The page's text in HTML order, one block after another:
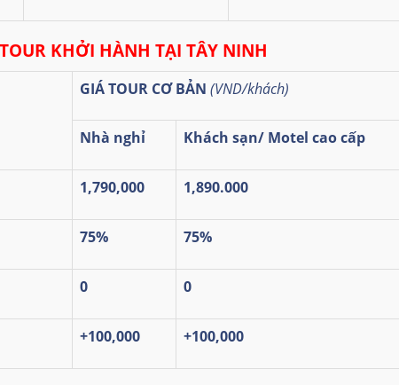
KHỞI HÀNH TẠI TÂY NINH
GIÁ TOUR CƠ BẢN (VND/khách)
Nhà nghỉ Khách sạn/ Motel cao cấp
1,790,000 1,890.000
75% 75%
0 0
+100,000 +100,000